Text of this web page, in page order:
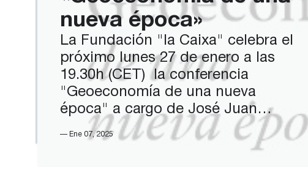
nueva época»
La Fundación "la Caixa" celebra el
próximo lunes 27 de enero a las
19.30h (CET) la conferencia
"Geoeconomía de una nueva
época" a cargo de José Juan
Ruiz, Presidente del Real Instituto
Elcano.
— Ene 07, 2025